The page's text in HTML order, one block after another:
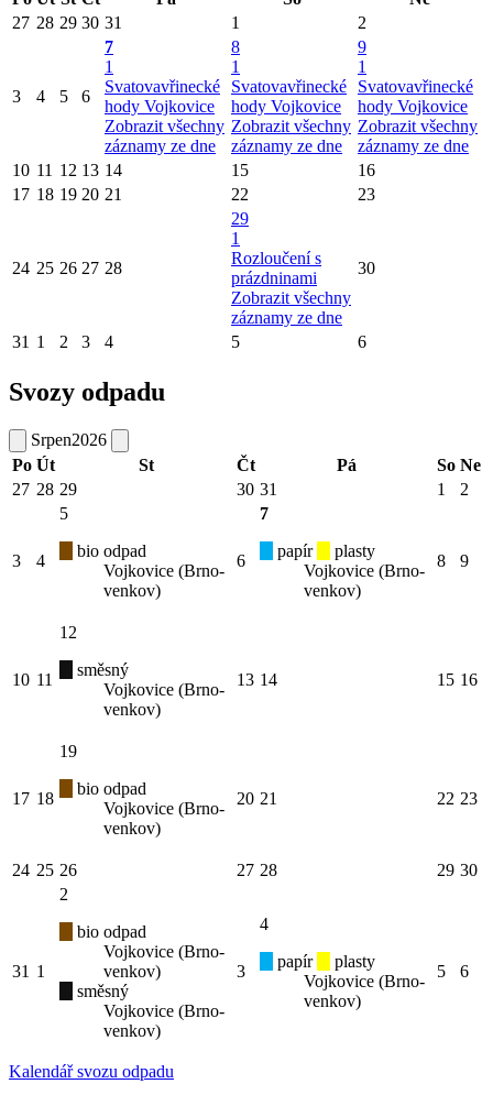
27 28 29 30 31 1 2
3 4 5 6
7
1
Svatovavřinecké
hody Vojkovice
Zobrazit všechny
záznamy ze dne
8
1
Svatovavřinecké
hody Vojkovice
Zobrazit všechny
záznamy ze dne
9
1
Svatovavřinecké
hody Vojkovice
Zobrazit všechny
záznamy ze dne
10 11 12 13 14 15
16
17 18 19 20 21 22 23
24 25 26 27 28
29
1
Rozloučení s
prázdninami
Zobrazit všechny
záznamy ze dne
30
31 1 2 3 4 5 6
Svozy odpadu
Srpen2026
Po Út St Čt Pá So Ne
27 28 29 30 31 1 2
3 4
5
bio odpad
Vojkovice (Brno-
venkov)
6
7
papír
plasty
Vojkovice (Brno-
venkov)
8 9
10 11
12
směsný
Vojkovice (Brno-
venkov)
13 14 15 16
17 18
19
bio odpad
Vojkovice (Brno-
venkov)
20 21 22 23
24 25 26 27 28 29 30
31 1
2
bio odpad
Vojkovice (Brno-
venkov)
směsný
Vojkovice (Brno-
venkov)
3
4
papír
plasty
Vojkovice (Brno-
venkov)
5 6
Kalendář svozu odpadu